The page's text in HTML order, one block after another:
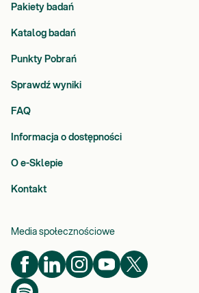
Pakiety badań
Katalog badań
Punkty Pobrań
Sprawdź wyniki
FAQ
Informacja o dostępności
O e-Sklepie
Kontakt
Media społecznościowe